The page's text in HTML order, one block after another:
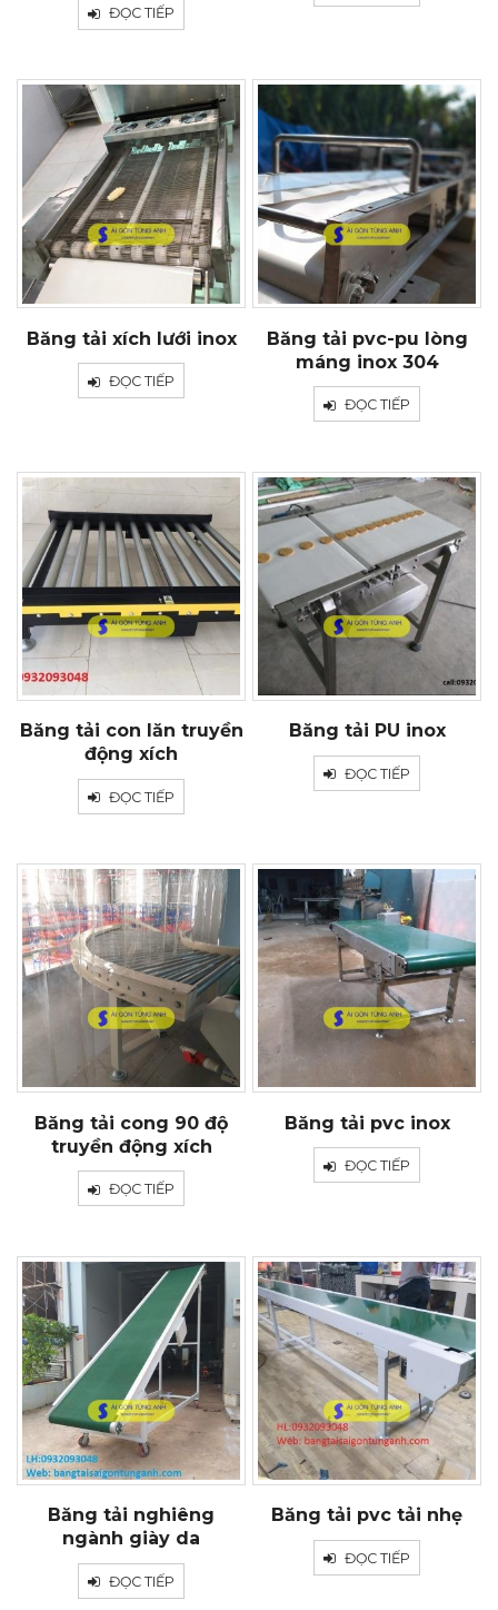
ĐỌC TIẾP
Băng tải xích lưới inox
ĐỌC TIẾP
Băng tải pvc-pu lòng
máng inox 304
ĐỌC TIẾP
Băng tải con lăn truyền
động xích
ĐỌC TIẾP
Băng tải PU inox
ĐỌC TIẾP
Băng tải cong 90 độ
truyền động xích
ĐỌC TIẾP
Băng tải pvc inox
ĐỌC TIẾP
Băng tải nghiêng
ngành giày da
ĐỌC TIẾP
Băng tải pvc tải nhẹ
ĐỌC TIẾP